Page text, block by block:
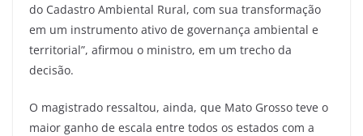
do Cadastro Ambiental Rural, com sua transformação
em um instrumento ativo de governança ambiental e
territorial”, afirmou o ministro, em um trecho da
decisão.
O magistrado ressaltou, ainda, que Mato Grosso teve o
maior ganho de escala entre todos os estados com a